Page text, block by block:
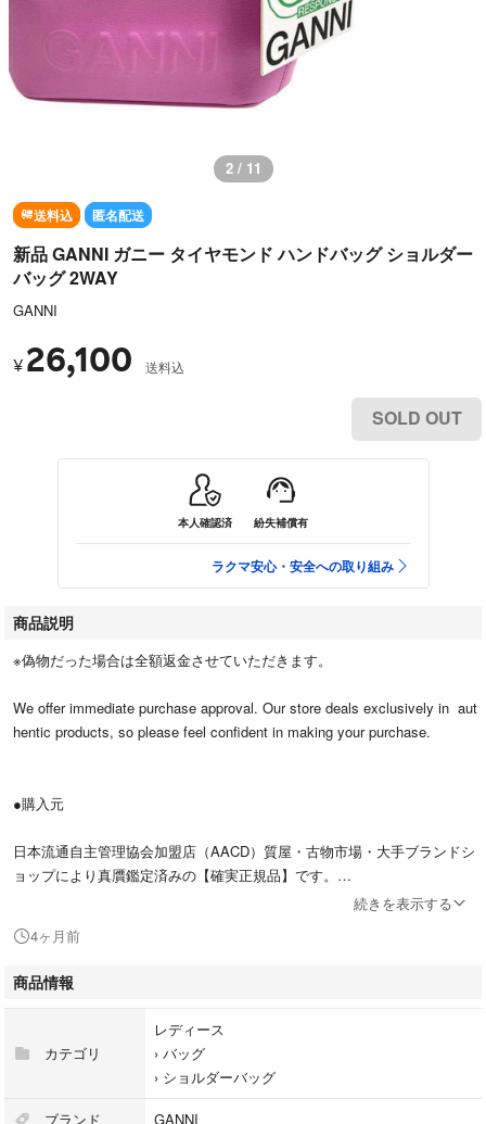
2 / 11
送料込 匿名配送
新品 GANNI ガニー タイヤモンド ハンドバッグ ショルダー
バッグ 2WAY
GANNI
¥ 26,100 送料込
SOLD OUT
本人確認済 紛失補償有
ラクマ安心・安全への取り組み
商品説明
※偽物だった場合は全額返金させていただきます。
We offer immediate purchase approval. Our store deals exclusively in aut
hentic products, so please feel confident in making your purchase.
●購入元
日本流通自主管理協会加盟店（AACD）質屋・古物市場・大手ブランドシ
ョップにより真贋鑑定済みの【確実正規品】です。
●他の商品一覧
#Yellowその他のガニーはこちら
#Yellowその他のバッグはこちら
●ブランド
続きを表示する
4ヶ月前
商品情報
カテゴリ
レディース
› バッグ
› ショルダーバッグ
ブランド GANNI